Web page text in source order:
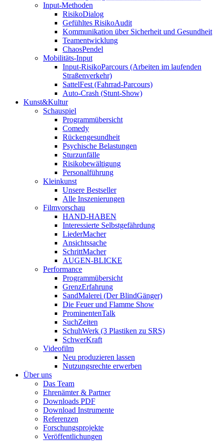
Input-Methoden
RisikoDialog
Gefühltes RisikoAudit
Kommunikation über Sicherheit und Gesundheit
Teamentwicklung
ChaosPendel
Mobilitäts-Input
Input-RisikoParcours (Arbeiten im laufenden
Straßenverkehr)
SattelFest (Fahrrad-Parcours)
Auto-Crash (Stunt-Show)
Kunst&Kultur
Schauspiel
Programmübersicht
Comedy
Rückengesundheit
Psychische Belastungen
Sturzunfälle
Risikobewältigung
Personalführung
Kleinkunst
Unsere Bestseller
Alle Inszenierungen
Filmvorschau
HAND-HABEN
Interessierte Selbstgefährdung
LiederMacher
Ansichtssache
SchrittMacher
AUGEN-BLICKE
Performance
Programmübersicht
GrenzErfahrung
SandMalerei (Der BlindGänger)
Die Feuer und Flamme Show
ProminentenTalk
SuchZeiten
SchuhWerk (3 Plastiken zu SRS)
SchwerKraft
Videofilm
Neu produzieren lassen
Nutzungsrechte erwerben
Über uns
Das Team
Ehrenämter & Partner
Downloads PDF
Download Instrumente
Referenzen
Forschungsprojekte
Veröffentlichungen